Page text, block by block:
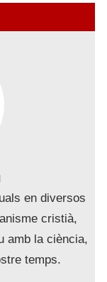
en diversos
cristià,
amb la ciència,
temps.